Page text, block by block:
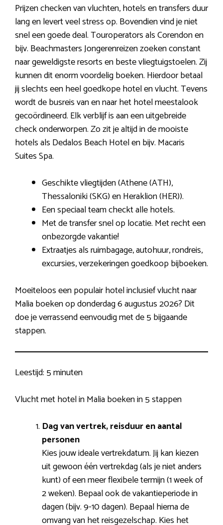
Prijzen checken van vluchten, hotels en transfers duur
lang en levert veel stress op. Bovendien vind je niet
snel een goede deal. Touroperators als Corendon en
bijv. Beachmasters Jongerenreizen zoeken constant
naar geweldigste resorts en beste vliegtuigstoelen. Zij
kunnen dit enorm voordelig boeken. Hierdoor betaal
jij slechts een heel goedkope hotel en vlucht. Tevens
wordt de busreis van en naar het hotel meestalook
gecoördineerd. Elk verblijf is aan een uitgebreide
check onderworpen. Zo zit je altijd in de mooiste
hotels als Dedalos Beach Hotel en bijv. Macaris
Suites Spa.
Geschikte vliegtijden (Athene (ATH),
Thessaloniki (SKG) en Heraklion (HER)).
Een speciaal team checkt alle hotels.
Met de transfer snel op locatie. Met recht een
onbezorgde vakantie!
Extraatjes als ruimbagage, autohuur, rondreis,
excursies, verzekeringen goedkoop bijboeken.
Moeiteloos een populair hotel inclusief vlucht naar
Malia boeken op donderdag 6 augustus 2026? Dit
doe je verrassend eenvoudig met de 5 bijgaande
stappen.
Leestijd: 5 minuten
Vlucht met hotel in Malia boeken in 5 stappen
Dag van vertrek, reisduur en aantal
personen
Kies jouw ideale vertrekdatum. Jij kan kiezen
uit gewoon één vertrekdag (als je niet anders
kunt) of een meer flexibele termijn (1 week of
2 weken). Bepaal ook de vakantieperiode in
dagen (bijv. 9-10 dagen). Bepaal hierna de
omvang van het reisgezelschap. Kies het